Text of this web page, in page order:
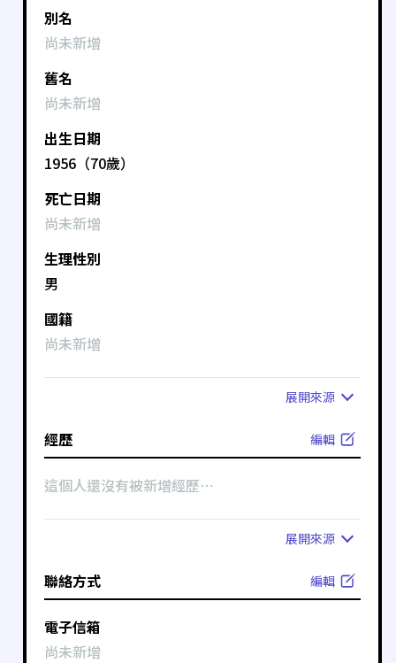
別名
尚未新增
舊名
尚未新增
出生日期
1956（70歲）
死亡日期
尚未新增
生理性別
男
國籍
尚未新增
展開來源
經歷 編輯
這個人還沒有被新增經歷⋯
展開來源
聯絡方式 編輯
電子信箱
尚未新增